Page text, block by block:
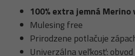
100% extra jemná Merino
Mulesing free
Prirodzene potlačuje
Univerzálna veľkosť: